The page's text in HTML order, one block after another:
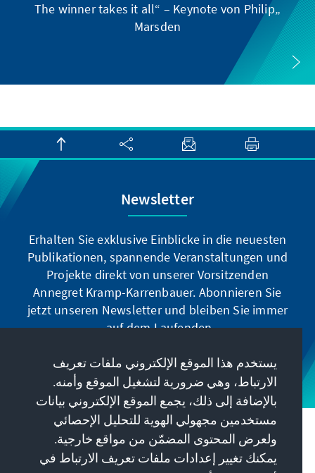
„The winner takes it all“ – Keynote von Philip
Marsden
Newsletter
Erhalten Sie exklusive Einblicke in die neuesten
Publikationen, spannende Veranstaltungen und
Projekte direkt von unserer Vorsitzenden
Annegret Kramp-Karrenbauer. Abonnieren Sie
jetzt unseren Newsletter und bleiben Sie immer
auf dem Laufenden.
Jetzt abonnieren
مهمتنا
يستخدم هذا الموقع الإلكتروني ملفات تعريف
الارتباط، وهي ضرورية لتشغيل الموقع وأمنه.
بالإضافة إلى ذلك، يجمع الموقع الإلكتروني بيانات
مستخدمين مجهولي الهوية للتحليل الإحصائي
ولعرض المحتوى المضمّن من مواقع خارجية.
يمكنك تغيير إعدادات ملفات تعريف الارتباط في